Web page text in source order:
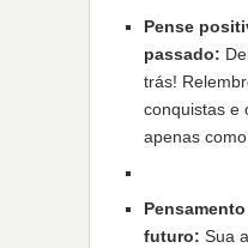
Pense
passado:
trás!
conquistas e
apenas
futuro: Sua